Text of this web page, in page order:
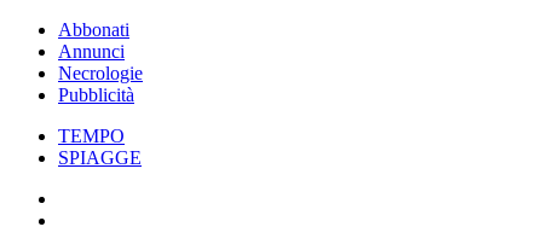
Abbonati
Annunci
Necrologie
Pubblicità
TEMPO
SPIAGGE